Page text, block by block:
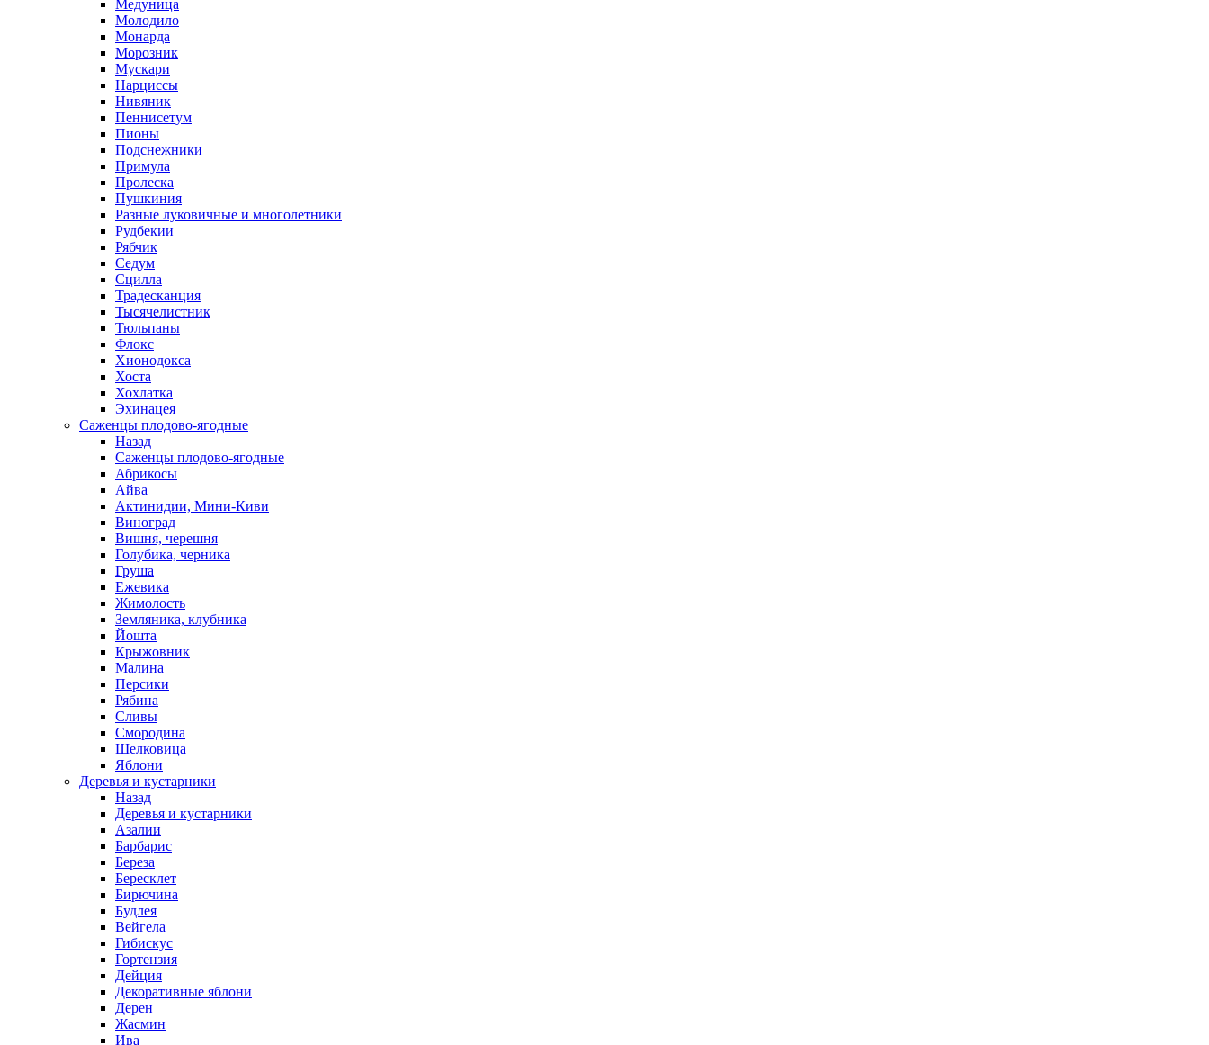
Медуница
Молодило
Монарда
Морозник
Мускари
Нарциссы
Нивяник
Пеннисетум
Пионы
Подснежники
Примула
Пролеска
Пушкиния
Разные луковичные и многолетники
Рудбекии
Рябчик
Седум
Сцилла
Традесканция
Тысячелистник
Тюльпаны
Флокс
Хионодокса
Хоста
Хохлатка
Эхинацея
Саженцы плодово-ягодные
Назад
Саженцы плодово-ягодные
Абрикосы
Айва
Актинидии, Мини-Киви
Виноград
Вишня, черешня
Голубика, черника
Груша
Ежевика
Жимолость
Земляника, клубника
Йошта
Крыжовник
Малина
Персики
Рябина
Сливы
Смородина
Шелковица
Яблони
Деревья и кустарники
Назад
Деревья и кустарники
Азалии
Барбарис
Береза
Бересклет
Бирючина
Будлея
Вейгела
Гибискус
Гортензия
Дейция
Декоративные яблони
Дерен
Жасмин
Ива